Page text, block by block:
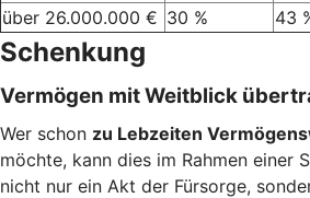
über 26.000.000 € 30 % 43
Schenkung
Vermögen mit Weitblick
Wer schon zu Lebzeiten
möchte, kann dies im Rahmen einer
nicht nur ein Akt der Fürsorge,